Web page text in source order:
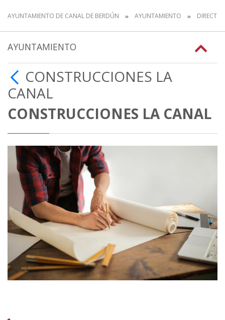
AYUNTAMIENTO DE CANAL DE BERDÚN AYUNTAMIENTO
AYUNTAMIENTO
CONSTRUCCIONES LA
CANAL
CONSTRUCCIONES LA CANAL